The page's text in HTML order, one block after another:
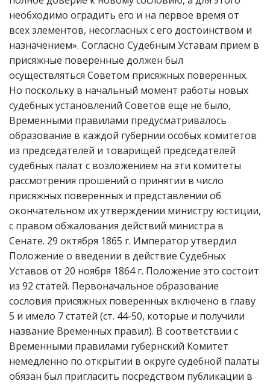
необходимо оградить его и на первое время от
всех элементов, несогласных с его достоинством и
назначением». Согласно Судебным Уставам прием в
присяжные поверенные должен был
осуществляться Советом присяжных поверенных.
Но поскольку в начальный момент работы новых
судебных установлений Советов еще не было,
Временными правилами предусматривалось
образование в каждой губернии особых комитетов
из председателей и товарищей председателей
судебных палат с возложением на эти комитеты
рассмотрения прошений о принятии в число
присяжных поверенных и представлении об
окончательном их утверждении министру юстиции,
с правом обжалования действий министра в
Сенате. 29 октября 1865 г. Император утвердил
Положение о введении в действие Судебных
Уставов от 20 ноября 1864 г. Положение это состоит
из 92 статей. Первоначальное образование
сословия присяжных поверенных включено в главу
5 и имело 7 статей (ст. 44-50, которые и получили
название Временных правил). В соответствии с
Временными правилами губернский Комитет
немедленно по открытии в округе судебной палаты
обязан был пригласить посредством публикации в